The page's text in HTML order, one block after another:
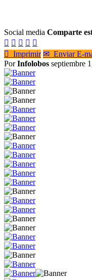
Social media Comparte
    
 Imprimir ✉ Enviar E-
PorInfolobos septiembre